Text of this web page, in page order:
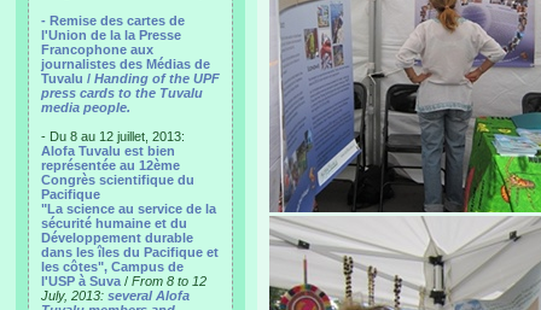
- Remise des cartes de
l'Union de la la Presse
Francophone aux
journalistes des Médias de
Tuvalu / Handing of the UPF
press cards to the Tuvalu
media people.
- Du 8 au 12 juillet, 2013:
Alofa Tuvalu est bien
représentée au 12ème
Congrès scientifique du
Pacifique
"La science au service de la
sécurité humaine et du
Développement durable
dans les îles du Pacifique et
les côtes", Campus de
l'USP à Suva / From 8 to 12
July, 2013: several Alofa